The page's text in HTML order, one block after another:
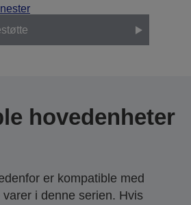
hovedenheter
er kompatible med
varer i denne serien. Hvis